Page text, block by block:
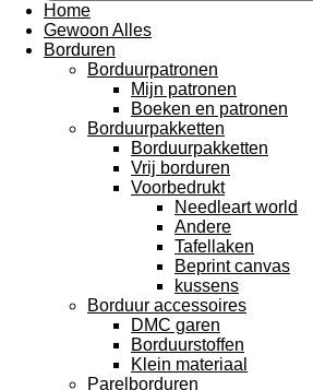
Home
Gewoon Alles
Borduren
Borduurpatronen
Mijn patronen
Boeken en patronen
Borduurpakketten
Borduurpakketten
Vrij borduren
Voorbedrukt
Needleart world
Andere
Tafellaken
Beprint canvas
kussens
Borduur accessoires
DMC garen
Borduurstoffen
Klein materiaal
Parelborduren